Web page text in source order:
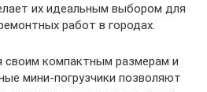
их идеальным выбором для
работ в городах.
своим компактным размерам и
мини-погрузчики позволяют